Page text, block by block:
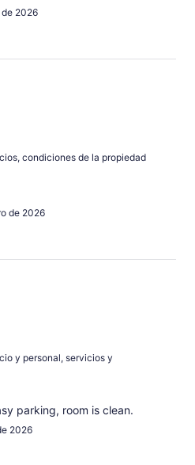
de 2026
condiciones de la propiedad
de 2026
y personal, servicios y
parking, room is clean.
2026